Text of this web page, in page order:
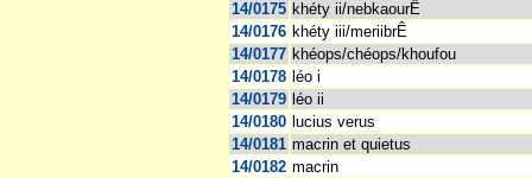
14/0175 khéty ii/nebkaourÊ
14/0176 khéty iii/meriibrÊ
14/0177 khéops/chéops/khoufou
14/0178 léo i
14/0179 léo ii
14/0180 lucius verus
14/0181 macrin et quietus
14/0182 macrin